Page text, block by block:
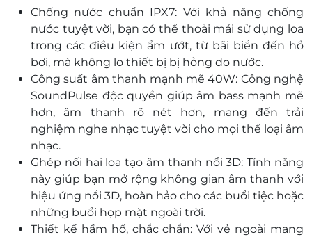
Chống nước chuẩn IPX7: Với khả năng chống
nước tuyệt vời, bạn có thể thoải mái sử dụng loa
trong các điều kiện ẩm ướt, từ bãi biển đến hồ
bơi, mà không lo thiết bị bị hỏng do nước.
Công suất âm thanh mạnh mẽ 40W: Công nghệ
SoundPulse độc quyền giúp âm bass mạnh mẽ
hơn, âm thanh rõ nét hơn, mang đến trải
nghiệm nghe nhạc tuyệt vời cho mọi thể loại âm
nhạc.
Ghép nối hai loa tạo âm thanh nổi 3D: Tính năng
này giúp bạn mở rộng không gian âm thanh với
hiệu ứng nổi 3D, hoàn hảo cho các buổi tiệc hoặc
những buổi họp mặt ngoài trời.
Thiết kế hầm hố, chắc chắn: Với vẻ ngoài mang